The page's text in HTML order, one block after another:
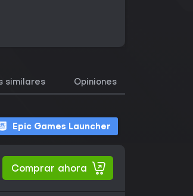
similares Opiniones
Epic Games Launcher
Comprar ahora